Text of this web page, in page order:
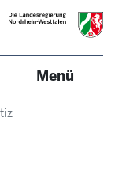
Menü